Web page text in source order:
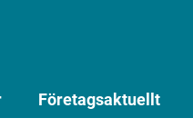
Företagsaktuellt